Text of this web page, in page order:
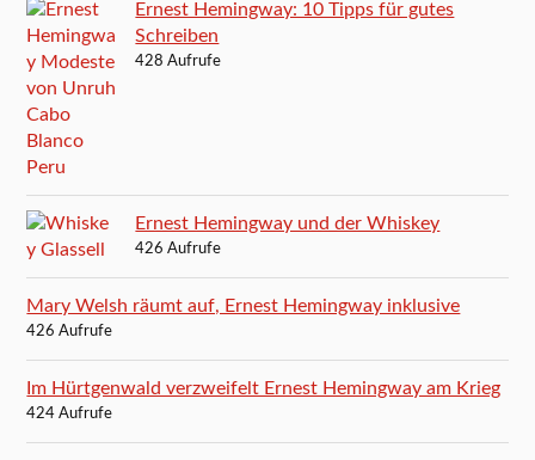
Ernest Hemingway: 10 Tipps für gutes
Schreiben
428 Aufrufe
Ernest Hemingway und der Whiskey
426 Aufrufe
Mary Welsh räumt auf, Ernest Hemingway inklusive
426 Aufrufe
Im Hürtgenwald verzweifelt Ernest Hemingway am Krieg
424 Aufrufe